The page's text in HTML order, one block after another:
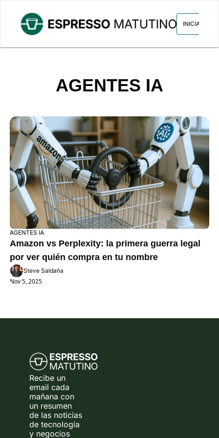
ARCHIVO ANUNCIA CON
INICIAR
AGENTES IA
AGENTES IA
Amazon vs Perplexity: la primera guerra legal
por ver quién compra en tu nombre
Steve Saldaña
Nov 5, 2025
Recibe un
email cada
mañana con
un resumen
de las noticias
de tecnología
y negocios